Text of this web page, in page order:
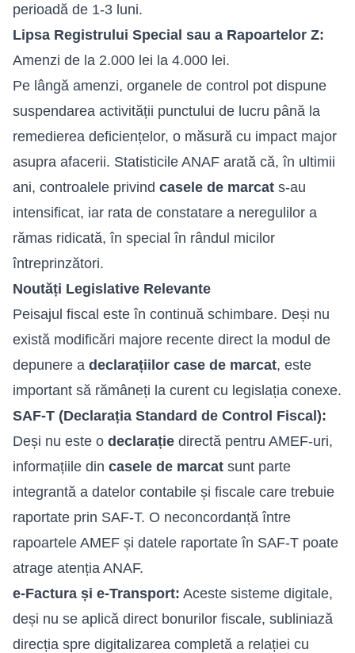
perioadă de 1-3 luni.
Lipsa Registrului Special sau a Rapoartelor Z:
Amenzi de la 2.000 lei la 4.000 lei.
Pe lângă amenzi, organele de control pot dispune
suspendarea activității punctului de lucru până la
remedierea deficiențelor, o măsură cu impact major
asupra afacerii. Statisticile ANAF arată că, în ultimii
ani, controalele privind casele de marcat s-au
intensificat, iar rata de constatare a neregulilor a
rămas ridicată, în special în rândul micilor
întreprinzători.
Noutăți Legislative Relevante
Peisajul fiscal este în continuă schimbare. Deși nu
există modificări majore recente direct la modul de
depunere a declarațiilor case de marcat, este
important să rămâneți la curent cu legislația conexe.
SAF-T (Declarația Standard de Control Fiscal):
Deși nu este o declarație directă pentru AMEF-uri,
informațiile din casele de marcat sunt parte
integrantă a datelor contabile și fiscale care trebuie
raportate prin SAF-T. O neconcordanță între
rapoartele AMEF și datele raportate în SAF-T poate
atrage atenția ANAF.
e-Factura și e-Transport: Aceste sisteme digitale,
deși nu se aplică direct bonurilor fiscale, subliniază
direcția spre digitalizarea completă a relației cu